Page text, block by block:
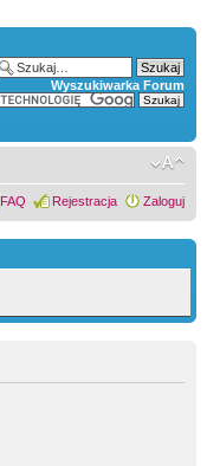
Wyszukiwarka Forum
FAQ Rejestracja Zaloguj